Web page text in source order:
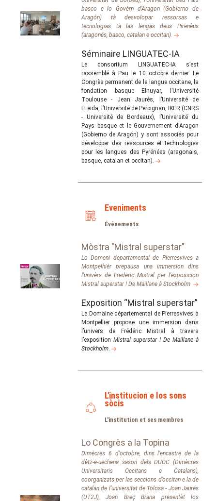
basco e lo Govèrn d’Aragon (Gobierno de
Aragón) tà desvolopar ressorsas e
tecnologias tà las lengas deus Pirenèus
(aragonés, basco, catalan e occitan).
Séminaire LINGUATEC-IA
Le consortium LINGUATEC-IA s’est
rassemblé à Pau le 10 octobre dernier. Le
Congrès permanent de la langue occitane, la
fondation basque Elhuyar, l’Université
Toulouse - Jean Jaurès, l’Université de
LLeida, l’Université de Perpignan, IKER (CNRS
- Université de Bordeaux), l’Université du
Pays basque et le Gouvernement d'Aragon
(Gobierno de Aragón) y sont associés pour
développer des ressources et technologies
pour les langues des Pyrénées (aragonais,
basque, catalan et occitan).
Eveniments
Événements
Mòstra "Mistral superstar"
Lo Domeni departamental de Pierresvives a
Montpelhièr prepausa una immersion dins
l'univèrs de Frederic Mistral per l'exposicion
Mistral superstar ! De Maillane à Stockholm
Exposition “Mistral superstar”
Le Domaine départemental de Pierresvives à
Montpellier propose une immersion dans
l’univers de Frédéric Mistral à travers
l’exposition Mistral superstar ! De Maillane à
Stockholm.
L'institucion e los sons
sòcis
L'institution et ses membres
Lo Congrès a la Topina
Dimècres 6 d'octobre, dins l’encastre de la
dètz-e-uechena sason dels DUÒC (Dimècres
Universitaris Occitans e Catalans),
coorganizats per las seccions d’occitan e la de
catalan de l’universitat de Tolosa - Joan Jaurés
(UT2J), Joan Breç Brana presentèt los